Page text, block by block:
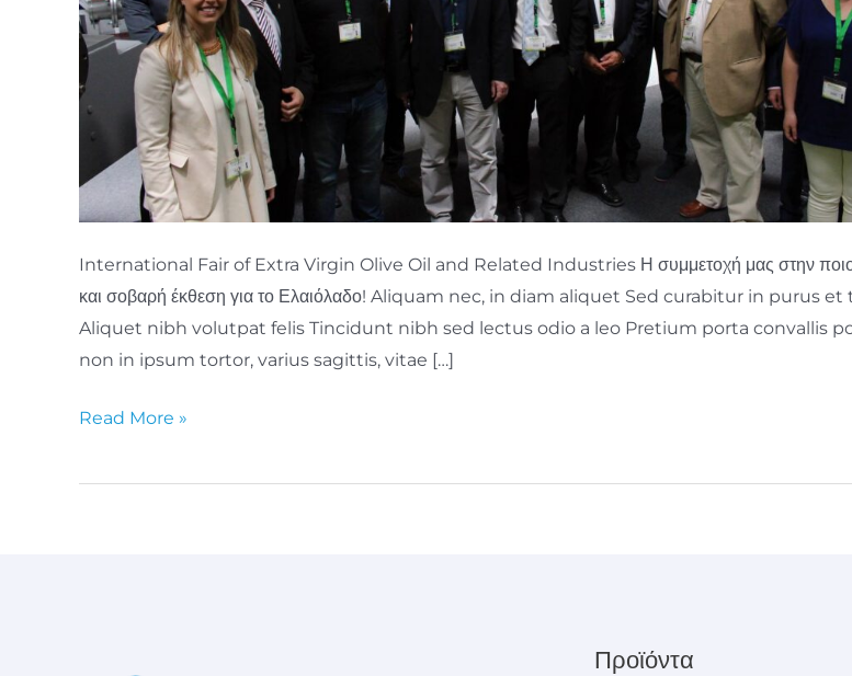
International Fair of Extra Virgin Olive Oil and Related Industries Η συμμετοχή μας στην ποιο
και σοβαρή έκθεση για το Ελαιόλαδο! Aliquam nec, in diam aliquet Sed curabitur in purus
Aliquet nibh volutpat felis Tincidunt nibh sed lectus odio a leo Pretium porta convallis
non in ipsum tortor, varius sagittis, vitae […]
Συμμετοχή
Expoliva
Read More »
Προϊόντα